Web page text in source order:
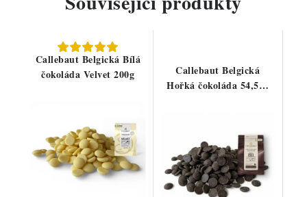
Callebaut Belgická Bílá
čokoláda Velvet 200g
Callebaut Belgická
Hořká čokoláda 54,5%